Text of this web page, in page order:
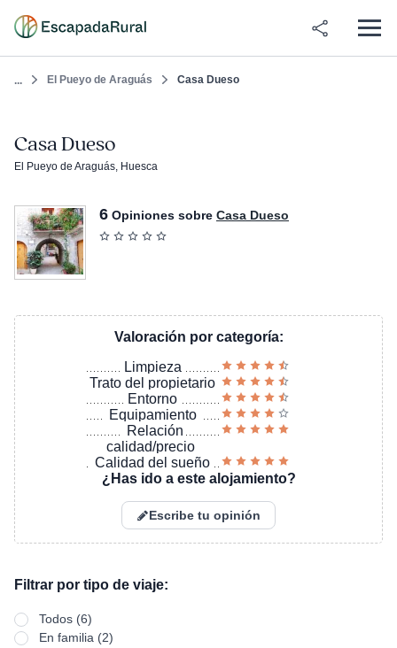
... El Pueyo de Araguás Casa Dueso
Casa Dueso
El Pueyo de Araguás, Huesca
6 Opiniones sobre Casa Dueso
Valoración por categoría:
Limpieza
Trato del propietario
Entorno
Equipamiento
Relación
calidad/precio
Calidad del sueño
¿Has ido a este alojamiento?
Escribe tu opinión
Filtrar por tipo de viaje:
Todos (6)
En familia (2)